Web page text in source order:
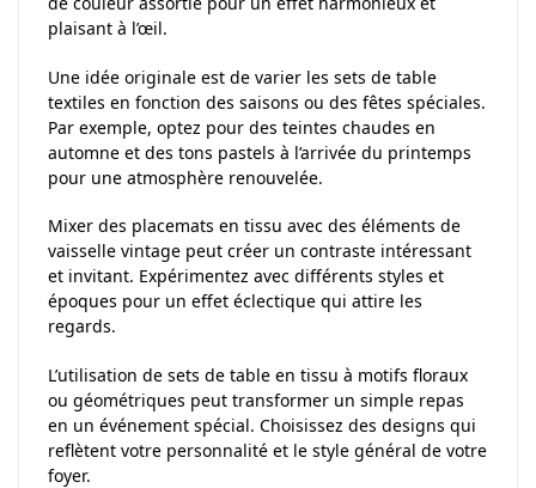
plaisant à l’œil.
Une idée originale est de varier les sets de table
textiles en fonction des saisons ou des fêtes spéciales.
Par exemple, optez pour des teintes chaudes en
automne et des tons pastels à l’arrivée du printemps
pour une atmosphère renouvelée.
Mixer des placemats en tissu avec des éléments de
vaisselle vintage peut créer un contraste intéressant
et invitant. Expérimentez avec différents styles et
époques pour un effet éclectique qui attire les
regards.
L’utilisation de sets de table en tissu à motifs floraux
ou géométriques peut transformer un simple repas
en un événement spécial. Choisissez des designs qui
reflètent votre personnalité et le style général de votre
foyer.